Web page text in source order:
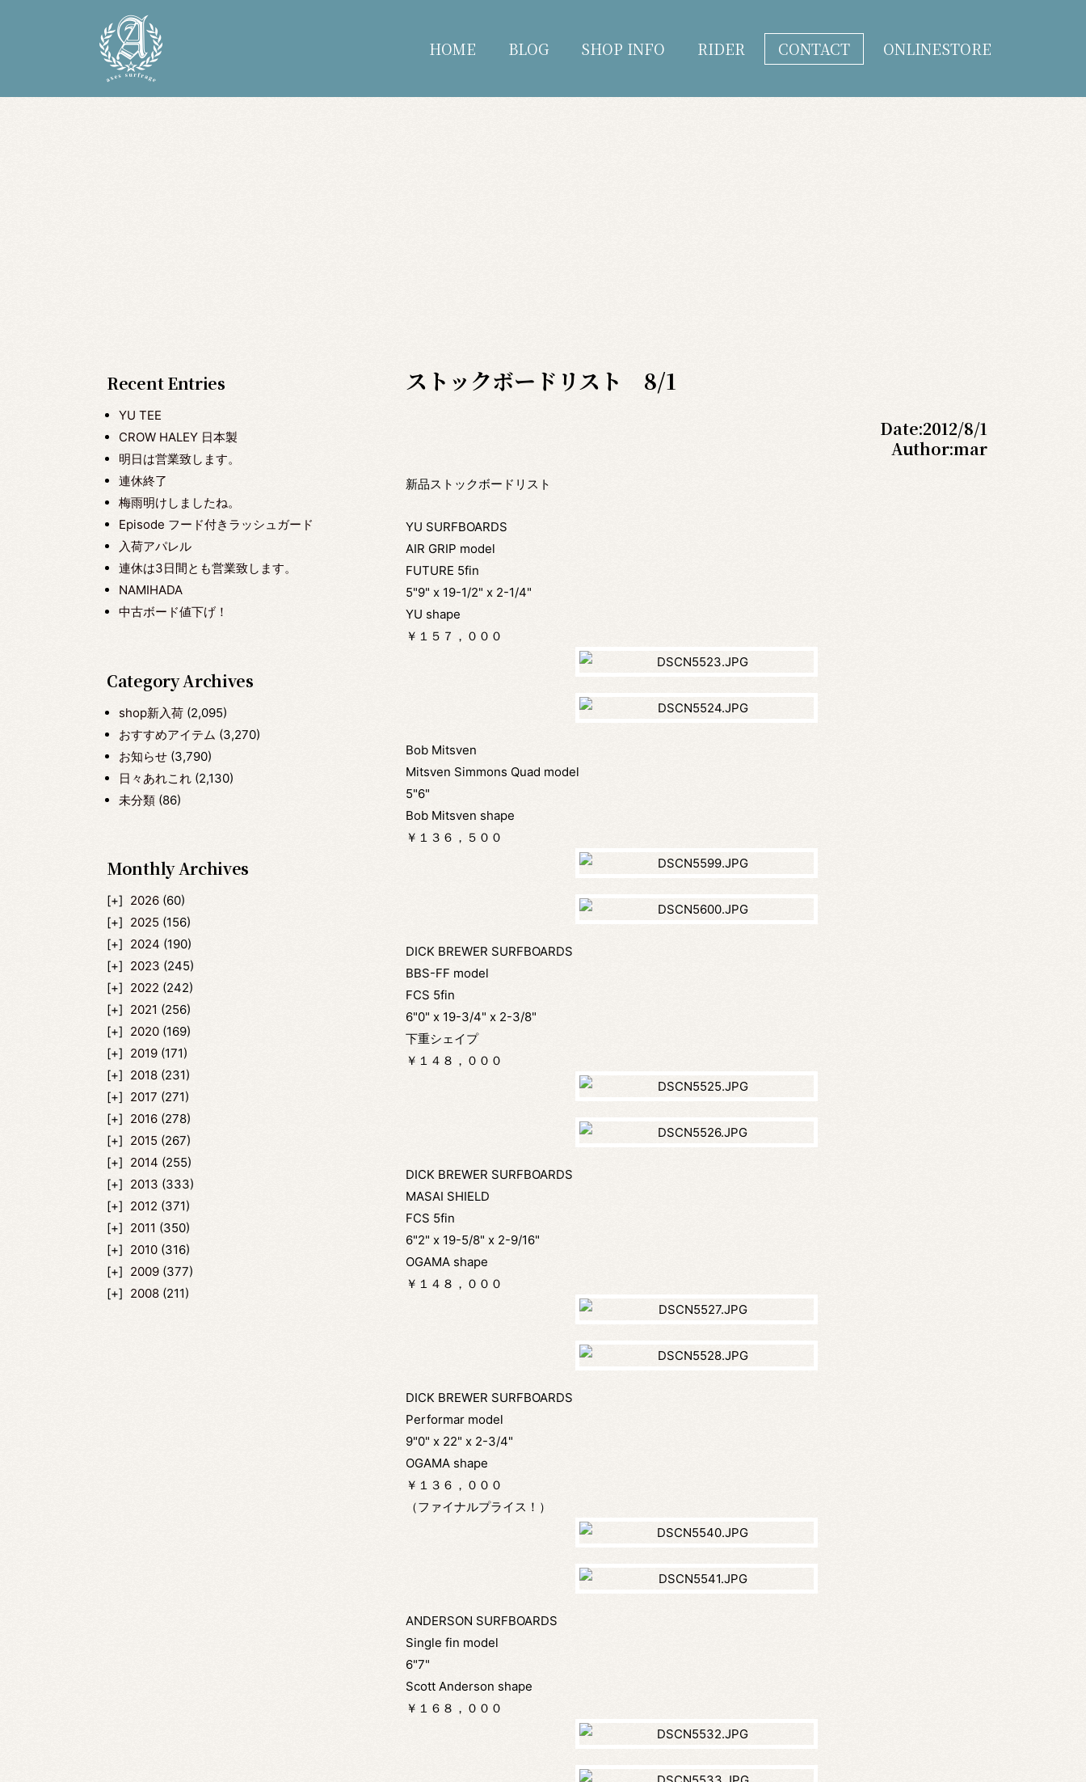
HOME BLOG SHOP INFO RIDER CONTACT ONLINESTORE
Recent Entries
YU TEE
CROW HALEY 日本製
明日は営業致します。
連休終了
梅雨明けしましたね。
Episode フード付きラッシュガード
入荷アパレル
連休は3日間とも営業致します。
NAMIHADA
中古ボード値下げ！
Category Archives
shop新入荷 (2,095)
おすすめアイテム (3,270)
お知らせ (3,790)
日々あれこれ (2,130)
未分類 (86)
Monthly Archives
2026 (60)
2025 (156)
2024 (190)
2023 (245)
2022 (242)
2021 (256)
2020 (169)
2019 (171)
2018 (231)
2017 (271)
2016 (278)
2015 (267)
2014 (255)
2013 (333)
2012 (371)
2011 (350)
2010 (316)
2009 (377)
2008 (211)
ストックボードリスト 8/1
Date:2012/8/1
Author:mar
新品ストックボードリスト
YU SURFBOARDS
AIR GRIP model
FUTURE 5fin
5"9" x 19-1/2" x 2-1/4"
YU shape
￥１５７，０００
Bob Mitsven
Mitsven Simmons Quad model
5"6"
Bob Mitsven shape
￥１３６，５００
DICK BREWER SURFBOARDS
BBS-FF model
FCS 5fin
6"0" x 19-3/4" x 2-3/8"
下重シェイプ
￥１４８，０００
DICK BREWER SURFBOARDS
MASAI SHIELD
FCS 5fin
6"2" x 19-5/8" x 2-9/16"
OGAMA shape
￥１４８，０００
DICK BREWER SURFBOARDS
Performar model
9"0" x 22" x 2-3/4"
OGAMA shape
￥１３６，０００
（ファイナルプライス！）
ANDERSON SURFBOARDS
Single fin model
6"7"
Scott Anderson shape
￥１６８，０００